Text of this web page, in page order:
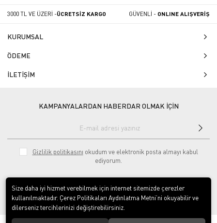
3000 TL VE ÜZERİ -ÜCRETSİZ KARGO GÜVENLİ - ONLINE ALIŞVERİŞ
KURUMSAL
ÖDEME
İLETİŞİM
KAMPANYALARDAN HABERDAR OLMAK İÇİN
Gizlilik politikasını okudum ve elektronik posta almayı kabul
ediyorum.
Size daha iyi hizmet verebilmek için internet sitemizde çerezler
kullanılmaktadır. Çerez Politikaları Aydınlatma Metni’ni okuyabilir ve
dilerseniz tercihlerinizi değiştirebilirsiniz.